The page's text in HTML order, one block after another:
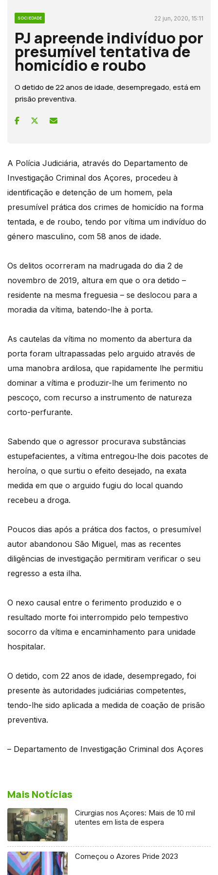
SOCIEDADE 22 jun, 2020, 15:11
PJ apreende indivíduo por
presumível tentativa de
homicídio e roubo
O detido de 22 anos de idade, desempregado, está em
prisão preventiva.
A Polícia Judiciária, através do Departamento de
Investigação Criminal dos Açores, procedeu à
identificação e detenção de um homem, pela
presumível prática dos crimes de homicídio na forma
tentada, e de roubo, tendo por vítima um indivíduo do
género masculino, com 58 anos de idade.
Os delitos ocorreram na madrugada do dia 2 de
novembro de 2019, altura em que o ora detido –
residente na mesma freguesia – se deslocou para a
moradia da vítima, batendo-lhe à porta.
As cautelas da vítima no momento da abertura da
porta foram ultrapassadas pelo arguido através de
uma manobra ardilosa, que rapidamente lhe permitiu
dominar a vítima e produzir-lhe um ferimento no
pescoço, com recurso a instrumento de natureza
corto-perfurante.
Sabendo que o agressor procurava substâncias
estupefacientes, a vítima entregou-lhe dois pacotes de
heroína, o que surtiu o efeito desejado, na exata
medida em que o arguido fugiu do local quando
recebeu a droga.
Poucos dias após a prática dos factos, o presumível
autor abandonou São Miguel, mas as recentes
diligências de investigação permitiram verificar o seu
regresso a esta ilha.
O nexo causal entre o ferimento produzido e o
resultado morte foi interrompido pelo tempestivo
socorro da vítima e encaminhamento para unidade
hospitalar.
O detido, com 22 anos de idade, desempregado, foi
presente às autoridades judiciárias competentes,
tendo-lhe sido aplicada a medida de coação de prisão
preventiva.
– Departamento de Investigação Criminal dos Açores
Mais Notícias
Cirurgias nos Açores: Mais de 10 mil
utentes em lista de espera
Começou o Azores Pride 2023